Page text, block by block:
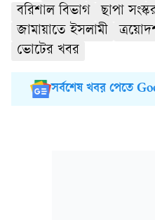
বরিশাল বিভাগ
ছাপা
জামায়াতে ইসলামী
ভোটের খবর
সর্বশেষ খবর পেতে